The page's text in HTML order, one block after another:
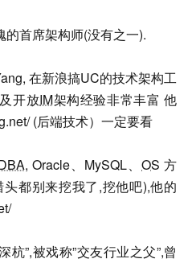
的首席架构师(没有之一).
在新浪搞UC的技术架构工
开放IM架构经验非常丰富 他
(后端技术）一定要看
, Oracle、MySQL、 OS 方
都别来挖我了,挖他吧),他的
杭”,被戏称”交友行业之父”,曾